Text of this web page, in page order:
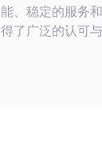
能、稳定的服务
得了广泛的认可